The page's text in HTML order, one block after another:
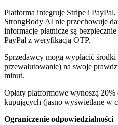
Platforma integruje Stripe i
StrongBody AI nie przechowuje
informacje płatnicze są
PayPal z weryfikacją OTP.
Sprzedawcy mogą wypłacić
przewalutowanie) na swoje
minut.
Opłaty platformowe wynoszą
kupujących (jasno wyświetlane w
Ograniczenie odpowiedzialności